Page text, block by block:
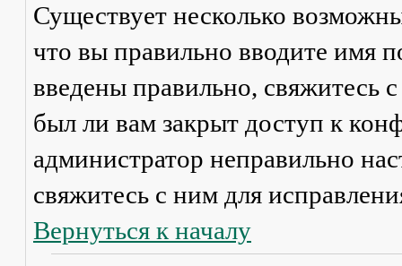
Существует несколько
что вы правильно вводите имя
введены правильно, свяжитесь
был ли вам закрыт доступ к
администратор неправильно
свяжитесь с ним для
Вернуться к началу